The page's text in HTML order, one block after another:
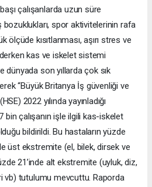
çalışanlarda uzun süre
bozuklukları, spor aktivitelerinin rafa
ölçüde kısıtlanması, aşırı stres ve
kas ve iskelet sistemi
dünyada son yıllarda çok sık
“Büyük Britanya İş güvenliği ve
2022 yılında yayınladığı
bin çalışanın işle ilgili kas-iskelet
bildirildi. Bu hastaların yüzde
üst ekstremite (el, bilek, dirsek ve
21’inde alt ekstremite (uyluk, diz,
vb) tutulumu mevcuttu. Raporda